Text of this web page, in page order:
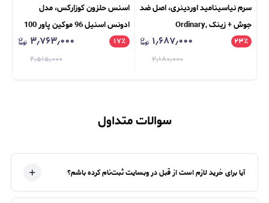
سرم نیاسینامید اوردینری، اصل ضد
جوش + زینک Ordinary,
Niacinamide 10% + Zinc 1%
۲۳٪ ۱٫۶۸۷٫۰۰۰
۲٫۱۸۰٫۰۰۰
اسنس حلزون کوزارکس، مدل
ادونس اسنیل 96 موکین پاور 100
میل Cosrx, Advanced Snail 96
Mucin Power Essence 100ml
۱۷٪ ۳٫۷۶۳٫۰۰۰
۴٫۵۱۵٫۰۰۰
سوالات متداول
آیا برای خرید لازم است از قبل در وبسایت ثبت‌نام کرده باشم؟